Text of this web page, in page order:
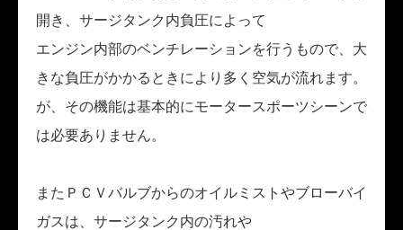
開き、サージタンク内負圧によって
エンジン内部のベンチレーションを行うもので、大
きな負圧がかかるときにより多く空気が流れます。
が、その機能は基本的にモータースポーツシーンで
は必要ありません。
またＰＣＶバルブからのオイルミストやブローバイ
ガスは、サージタンク内の汚れや